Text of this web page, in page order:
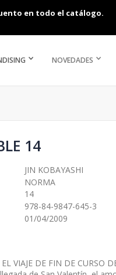
en todo el catálogo.
NOVEDADES
14
JIN KOBAYASHI
NORMA
14
978-84-9847-645-3
01/04/2009
VIAJE DE FIN DE CURSO